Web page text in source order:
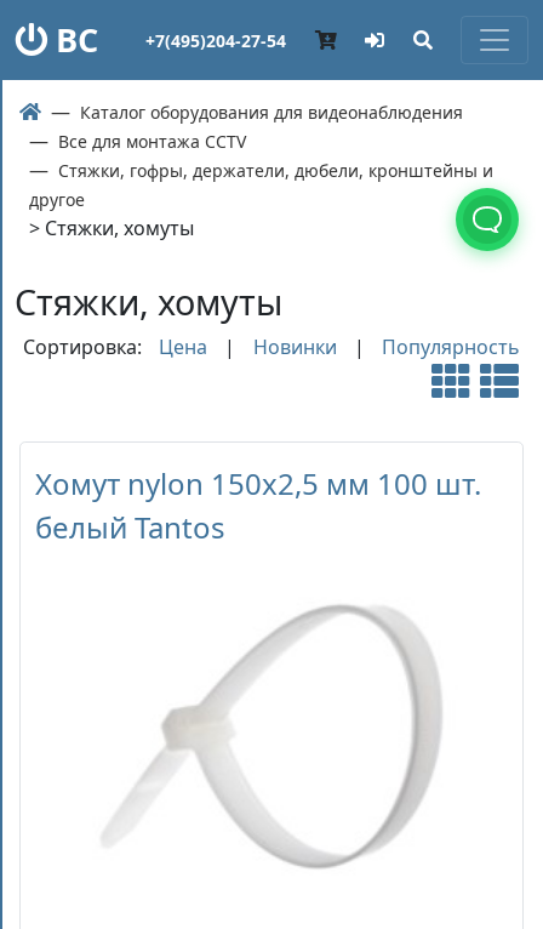
ВС +7(495)204-27-54
Каталог оборудования для видеонаблюдения
Все для монтажа CCTV
Стяжки, гофры, держатели, дюбели, кронштейны и
другое
> Стяжки, хомуты
Стяжки, хомуты
Сортировка: Цена | Новинки | Популярность
Хомут nylon 150x2,5 мм 100 шт.
белый Tantos